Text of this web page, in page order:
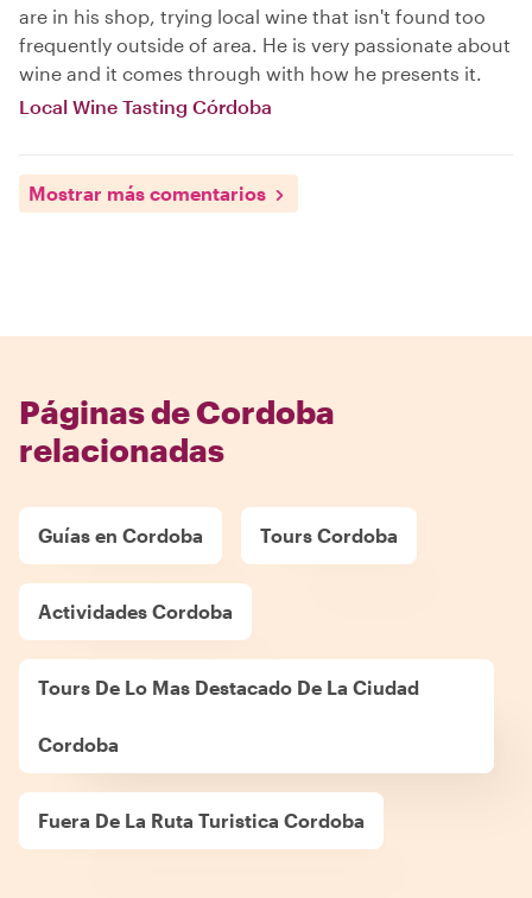
are in his shop, trying local wine that isn't found too
frequently outside of area. He is very passionate about
wine and it comes through with how he presents it.
Local Wine Tasting Córdoba
Mostrar más comentarios
Páginas de Cordoba
relacionadas
Guías en Cordoba Tours Cordoba
Actividades Cordoba
Tours De Lo Mas Destacado De La Ciudad
Cordoba
Fuera De La Ruta Turistica Cordoba